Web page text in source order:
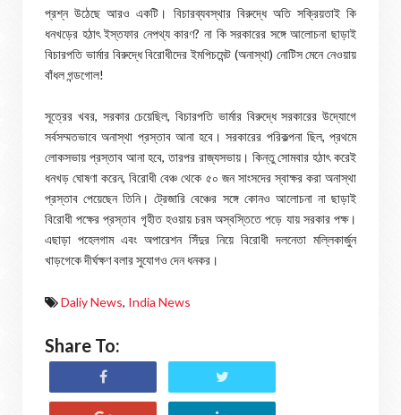
প্রশ্ন উঠেছে আরও একটি। বিচারব্যবস্থার বিরুদ্ধে অতি সক্রিয়তাই কি
ধনখড়ের হঠাৎ ইস্তফার নেপথ্য কারণ? না কি সরকারের সঙ্গে আলোচনা ছাড়াই
বিচারপতি ভার্মার বিরুদ্ধে বিরোধীদের ইমপিচমেন্ট (অনাস্থা) নোটিস মেনে নেওয়ায়
বাঁধল গন্ডগোল!
সূত্রের খবর, সরকার চেয়েছিল, বিচারপতি ভার্মার বিরুদ্ধে সরকারের উদ্যোগে
সর্বসম্মতভাবে অনাস্থা প্রস্তাব আনা হবে। সরকারের পরিকল্পনা ছিল, প্রথমে
লোকসভায় প্রস্তাব আনা হবে, তারপর রাজ্যসভায়। কিন্তু সোমবার হঠাৎ করেই
ধনখড় ঘোষণা করেন, বিরোধী বেঞ্চ থেকে ৫০ জন সাংসদের স্বাক্ষর করা অনাস্থা
প্রস্তাব পেয়েছেন তিনি। ট্রেজারি বেঞ্চের সঙ্গে কোনও আলোচনা না ছাড়াই
বিরোধী পক্ষের প্রস্তাব গৃহীত হওয়ায় চরম অস্বস্তিতে পড়ে যায় সরকার পক্ষ।
এছাড়া পহেলগাম এবং অপারেশন সিঁদুর নিয়ে বিরোধী দলনেতা মল্লিকার্জুন
খাড়গেকে দীর্ঘক্ষণ বলার সুযোগও দেন ধনকর।
Daliy News, India News
Share To: